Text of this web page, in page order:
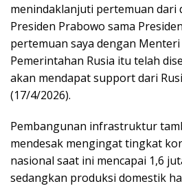
menindaklanjuti pertemuan dari
Presiden Prabowo sama
pertemuan saya dengan
Pemerintahan Rusia itu telah
akan mendapat support dari
(17/4/2026).
Pembangunan infrastruktur
mendesak mengingat tingkat
nasional saat ini mencapai 1,6
sedangkan produksi domestik